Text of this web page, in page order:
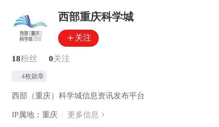
西部重庆科学城
关注
18粉丝 0关注
4枚勋章
西部（重庆）科学城信息资讯发布平台
IP属地：重庆 更多信息